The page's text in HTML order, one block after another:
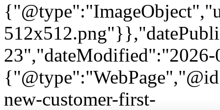
new-customer-first-